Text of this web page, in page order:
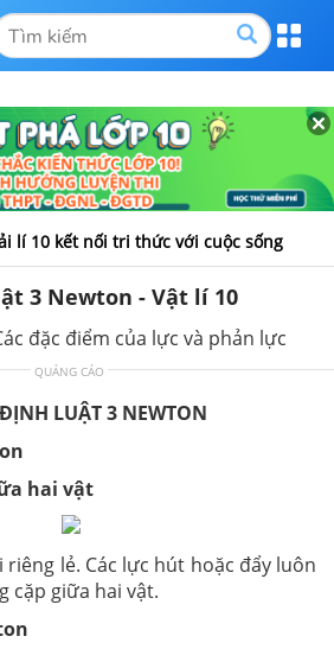
lí 10 kết nối tri thức với cuộc sống
3 Newton - Vật lí 10
đặc điểm của lực và phản lực
QUẢNG CÁO
LUẬT 3 NEWTON
hai vật
riêng lẻ. Các lực hút hoặc đẩy luôn
cặp giữa hai vật.